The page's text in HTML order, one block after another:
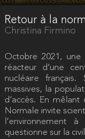
Retour à la
Christina Firmino
Octobre 2021, une
réacteur d’une
nucléaire français.
massives, la
d’accès. En
Normale invite
l’environnement
questionne sur la